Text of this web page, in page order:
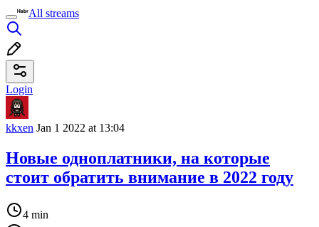
All streams
Login
kkxen Jan 1 2022 at 13:04
Новые одноплатники, на которые
стоит обратить внимание в 2022 году
4 min